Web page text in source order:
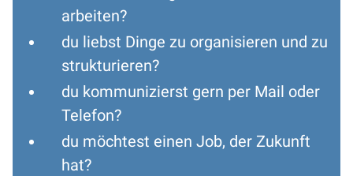
arbeiten?
du liebst Dinge zu organisieren und zu
strukturieren?
du kommunizierst gern per Mail oder
Telefon?
du möchtest einen Job, der Zukunft
hat?